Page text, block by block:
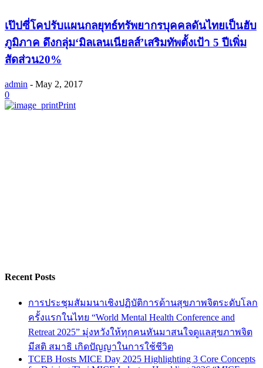
เป๊ปซี่โคปรับแผนกลยุทธ์ทรัพยากรบุคคลดันไทยเป็นฮับ
ภูมิภาค ดึงกลุ่ม‘มิลเลนเนียลส์’เสริมทัพตั้งเป้า 5 ปีเพิ่ม
สัดส่วน20%
admin - May 2, 2017
0
Print
Recent Posts
การประชุมสัมมนาเชิงปฏิบัติการด้านสุขภาพจิตระดับโลก
ครั้งแรกในไทย “World Mental Health Conference and
Retreat 2025” มุ่งหวังให้ทุกคนหันมาสนใจดูแลสุขภาพจิต
มีสติ สมาธิ เกิดปัญญาในการใช้ชีวิต
TCEB Hosts MICE Day 2025 Highlighting 3 Core Concepts